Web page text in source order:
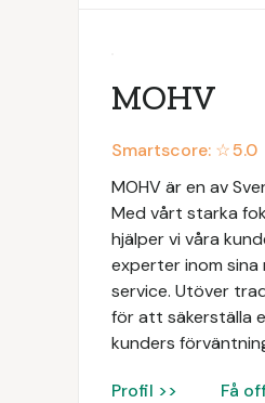
MOHV
Smartscore: ☆5.0
MOHV är en av
Med vårt starka
hjälper vi våra
experter inom
service. Utöver
för att säkerställa
kunders
Profil >> Få